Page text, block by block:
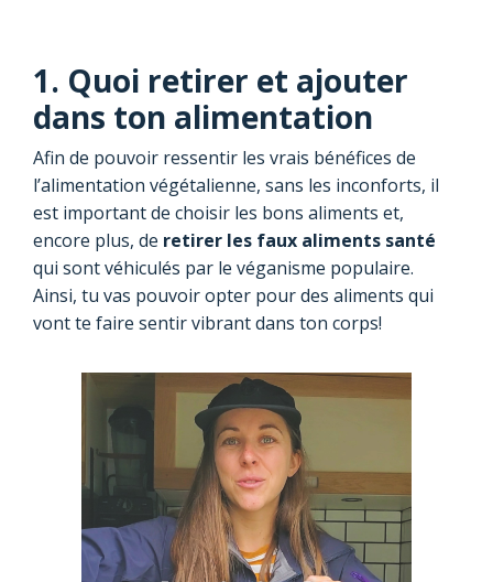
1. Quoi retirer et ajouter
dans ton alimentation
Afin de pouvoir ressentir les vrais bénéfices de
l’alimentation végétalienne, sans les inconforts, il
est important de choisir les bons aliments et,
encore plus, de retirer les faux aliments santé
qui sont véhiculés par le véganisme populaire.
Ainsi, tu vas pouvoir opter pour des aliments qui
vont te faire sentir vibrant dans ton corps!